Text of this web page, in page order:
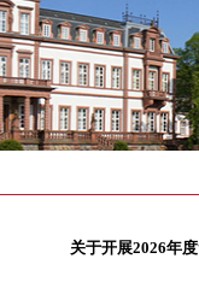
关于开展2026年